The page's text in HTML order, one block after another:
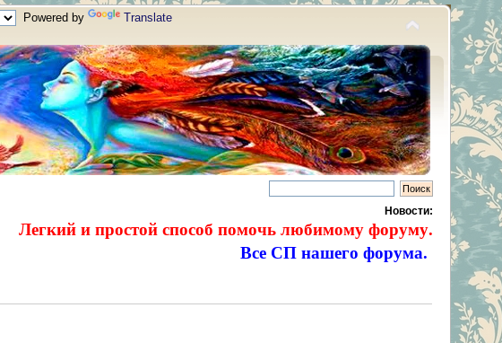
Powered by Translate
Новости:
Легкий и простой способ помочь любимому форуму.
Все СП нашего форума.